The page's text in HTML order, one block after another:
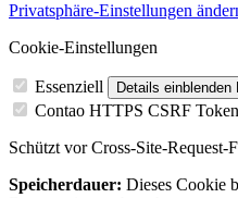
Privatsphäre-Einstellungen
Cookie-Einstellungen
Essenziell Details einblenden
Contao HTTPS CSRF Token
Schützt vor Cross-Site-Request-
Speicherdauer: Dieses Cookie